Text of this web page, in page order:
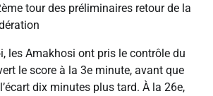
tour des préliminaires retour de la
les Amakhosi ont pris le contrôle du
le score à la 3e minute, avant que
dix minutes plus tard. À la 26e,